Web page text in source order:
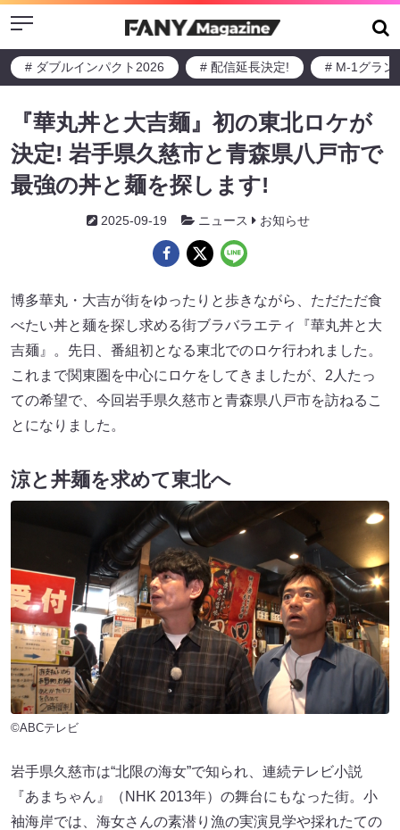
Menu
# ダブルインパクト2026 # 配信延長決定! # M-1グラン
『華丸丼と大吉麺』初の東北ロケが
決定! 岩手県久慈市と青森県八戸市で
最強の丼と麺を探します!
2025-09-19 ニュース お知らせ
博多華丸・大吉が街をゆったりと歩きながら、ただただ食
べたい丼と麺を探し求める街ブラバラエティ『華丸丼と大
吉麺』。先日、番組初となる東北でのロケ行われました。
これまで関東圏を中心にロケをしてきましたが、2人たっ
ての希望で、今回岩手県久慈市と青森県八戸市を訪ねるこ
とになりました。
涼と丼麺を求めて東北へ
©ABCテレビ
岩手県久慈市は“北限の海女”で知られ、連続テレビ小説
『あまちゃん』（NHK 2013年）の舞台にもなった街。小
袖海岸では、海女さんの素潜り漁の実演見学や採れたての